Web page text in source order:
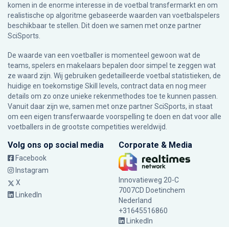
komen in de enorme interesse in de voetbal transfermarkt en om
realistische op algoritme gebaseerde waarden van voetbalspelers
beschikbaar te stellen. Dit doen we samen met onze partner
SciSports.
De waarde van een voetballer is momenteel gewoon wat de
teams, spelers en makelaars bepalen door simpel te zeggen wat
ze waard zijn. Wij gebruiken gedetailleerde voetbal statistieken, de
huidige en toekomstige Skill levels, contract data en nog meer
details om zo onze unieke rekenmethodes toe te kunnen passen.
Vanuit daar zijn we, samen met onze partner SciSports, in staat
om een eigen transferwaarde voorspelling te doen en dat voor alle
voetballers in de grootste competities wereldwijd.
Volg ons op social media
Facebook
Instagram
X
LinkedIn
Corporate & Media
Innovatieweg 20-C
7007CD Doetinchem
Nederland
+31645516860
LinkedIn